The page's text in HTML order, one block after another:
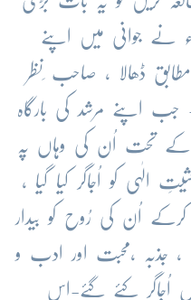
نے جوانی میں اپنے
مطابق ڈھالا ، صاحب ِنظر
جب اپنے مرشد کی بارگاہ
کے تحت اُن کی وہاں پہ
الٰہی کو اُجاگر کیا گیا ،
کرکے اُن کی رُوح کو بیدار
، جذبہ ،محبت اور ادب و
اُجاگر کئے گئے-اس